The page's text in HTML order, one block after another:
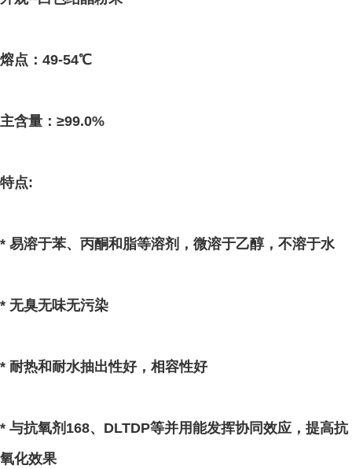
熔点：49-54℃
主含量：≥99.0%
特点:
* 易溶于苯、丙酮和脂等溶剂，微溶于乙醇，不溶于水
* 无臭无味无污染
* 耐热和耐水抽出性好，相容性好
* 与抗氧剂168、DLTDP等并用能发挥协同效应，提高抗
氧化效果